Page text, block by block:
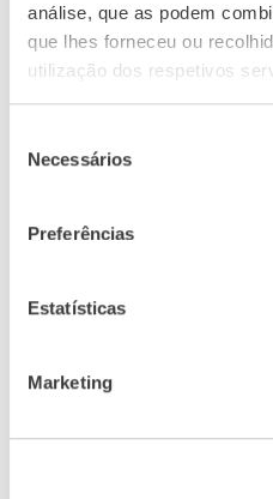
análise, que as podem
que lhes forneceu ou
utilização dos respetivos
Necessários
Preferências
Estatísticas
Marketing
– João Torres,
Related
Curso Online “Do
03/09/2025